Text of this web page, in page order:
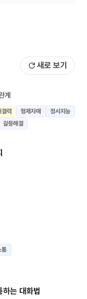
새로 보기
계
결력 형제자매
정서지능
갈등해결
통
하는 대화법